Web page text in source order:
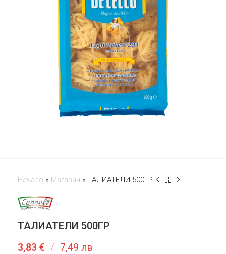
Начало » Магазин » ТАЛИАТЕЛИ 500ГР
ТАЛИАТЕЛИ 500ГР
3,83 € / 7,49 лв